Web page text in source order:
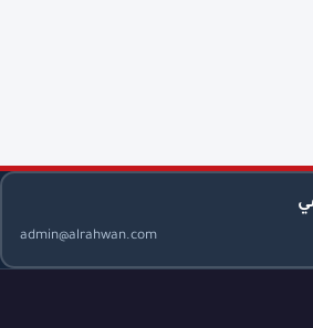
admin@alrahwan.com